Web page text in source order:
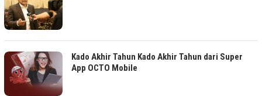
Kado Akhir Tahun Kado Akhir Tahun dari Super
App OCTO Mobile